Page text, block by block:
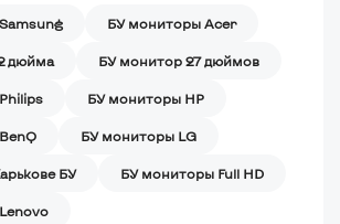
БУ мониторы Acer
дюйма БУ монитор 27 дюймов
БУ мониторы HP
БУ мониторы LG
БУ БУ мониторы Full HD